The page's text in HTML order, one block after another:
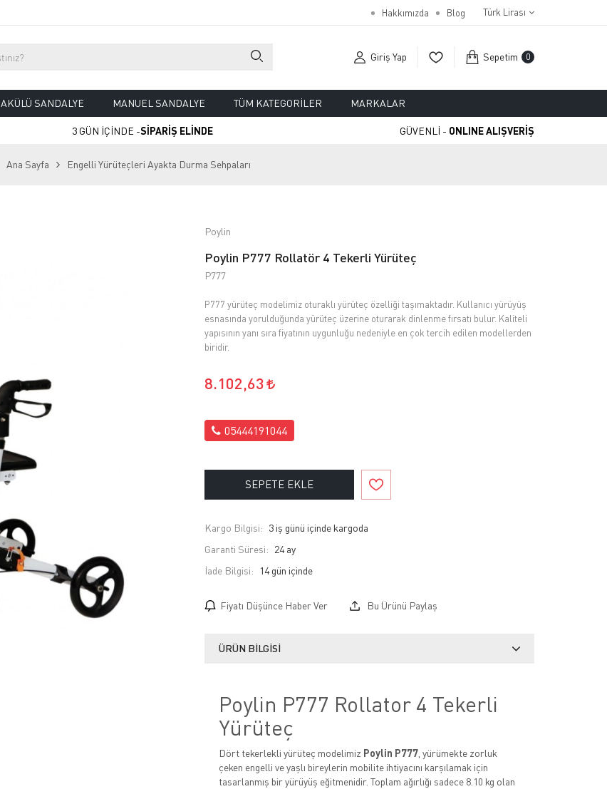
Hakkımızda Blog Türk Lirası
Giriş Yap Sepetim 0
AKÜLÜ SANDALYE MANUEL SANDALYE TÜM KATEGORILER MARKALAR
3 GÜN İÇİNDE -SİPARİŞ ELİNDE GÜVENLİ - ONLINE ALIŞVERİŞ
Ana Sayfa Engelli Yürüteçleri Ayakta Durma Sehpaları
Poylin
Poylin P777 Rollatör 4 Tekerli Yürüteç
P777
P777 yürüteç modelimiz oturaklı yürüteç özelliği taşımaktadır. Kullanıcı yürüyüş
esnasında yorulduğunda yürüteç üzerine oturarak dinlenme fırsatı bulur. Kaliteli
yapısının yanı sıra fiyatının uygunluğu nedeniyle en çok tercih edilen modellerden
biridir.
8.102,63
05444191044
SEPETE EKLE
Kargo Bilgisi: 3 iş günü içinde kargoda
Garanti Süresi: 24 ay
İade Bilgisi:
Fiyatı Düşünce Haber Ver Bu Ürünü Paylaş
ÜRÜN BILGISI
Poylin P777 Rollator 4 Tekerli
Yürüteç
Dört tekerlekli yürüteç modelimiz Poylin P777, yürümekte zorluk
çeken engelli ve yaşlı bireylerin mobilite ihtiyacını karşılamak için
tasarlanmış bir yürüyüş eğitmenidir. Toplam ağırlığı sadece 8.10 kg olan